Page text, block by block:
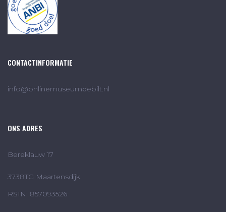
CONTACTINFORMATIE
info@onlinemuseumdebilt.nl
ONS ADRES
Bereklauw 17
3738TG Maartensdijk
RSIN: 857093526